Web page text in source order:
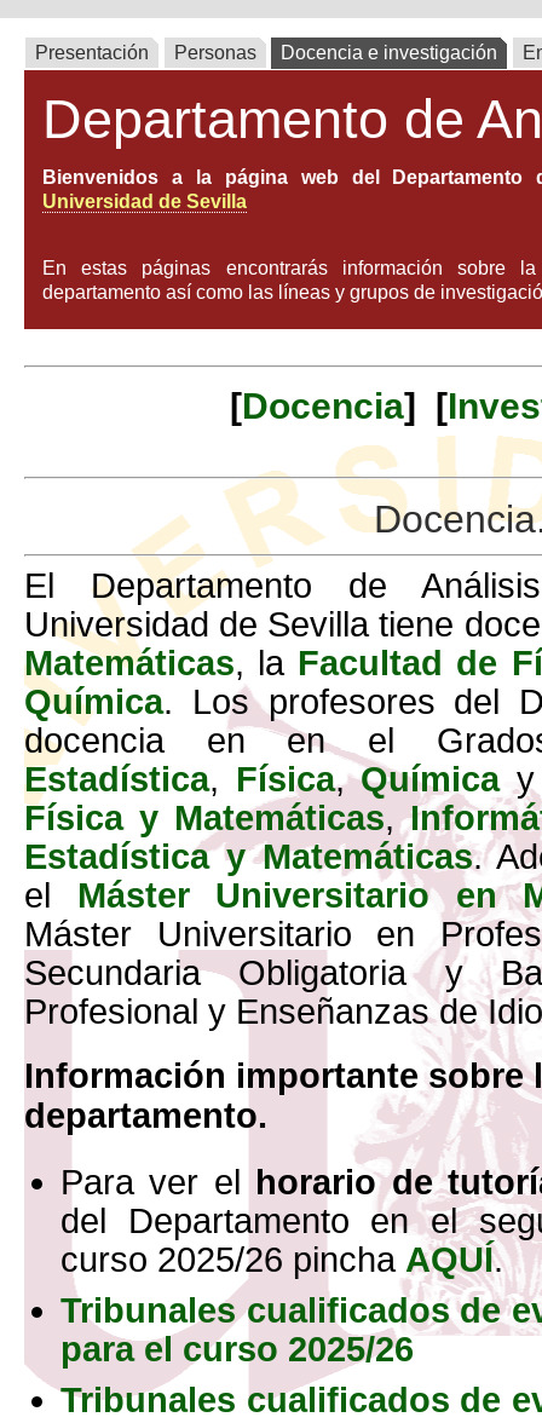
Presentación Personas Docencia e investigación
Departamento de
Bienvenidos a la página web del Departamento
Universidad de Sevilla
En estas páginas encontrarás información sobre
departamento así como las líneas y grupos de
[Docencia] [
El Departamento de
Universidad de Sevilla tiene
Matemáticas, la Facultad de
Química. Los profesores del
docencia en en el
Estadística, Física,Química
Física y Matemáticas,
Estadística y Matemáticas.
el Máster Universitario en
Máster Universitario en
Secundaria Obligatoria y
Profesional y Enseñanzas de
Información importante sobre
departamento.
Para ver el horario de
del Departamento en el
curso 2025/26 pincha AQUÍ.
Tribunales cualificados de
para el curso 2025/26
Tribunales cualificados de